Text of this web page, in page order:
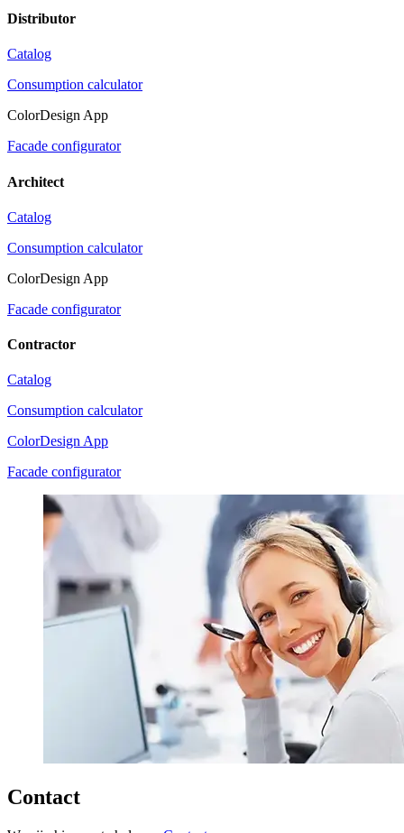
Distributor
Catalog
Consumption calculator
ColorDesign App
Facade configurator
Architect
Catalog
Consumption calculator
ColorDesign App
Facade configurator
Contractor
Catalog
Consumption calculator
ColorDesign App
Facade configurator
Contact